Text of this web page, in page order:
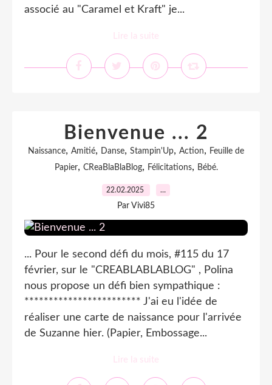
associé au "Caramel et Kraft" je...
Lire la suite
Bienvenue ... 2
Naissance, Amitié, Danse, Stampin'Up, Action, Feuille de
Papier, CReaBlaBlaBlog, Félicitations, Bébé.
22.02.2025 …
Par Vivi85
... Pour le second défi du mois, #115 du 17
février, sur le "CREABLABLABLOG" , Polina
nous propose un défi bien sympathique :
************************ J'ai eu l'idée de
réaliser une carte de naissance pour l'arrivée
de Suzanne hier. (Papier, Embossage...
Lire la suite